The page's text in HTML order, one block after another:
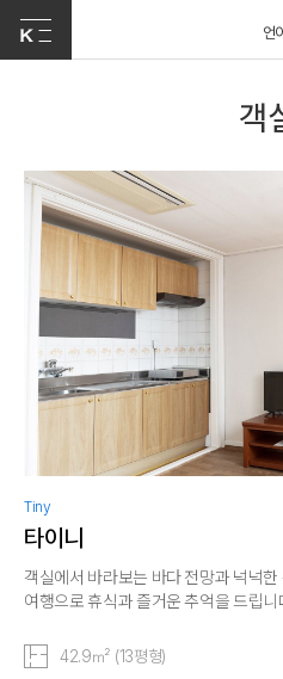
언
객
Tiny
타이니
객실에서 바라보는 바다 전망과 넉넉
여행으로 휴식과 즐거운 추억을 드립니
42.9㎡ (13평형)